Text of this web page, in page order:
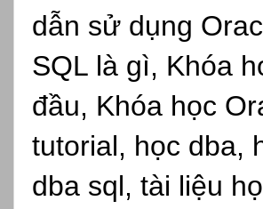
dẫn sử dụng
SQL là gì, Khóa
đầu, Khóa học
tutorial, học dba,
dba sql, tài liệu